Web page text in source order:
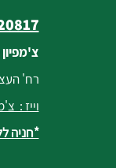
רח'
וייז :
*חניה